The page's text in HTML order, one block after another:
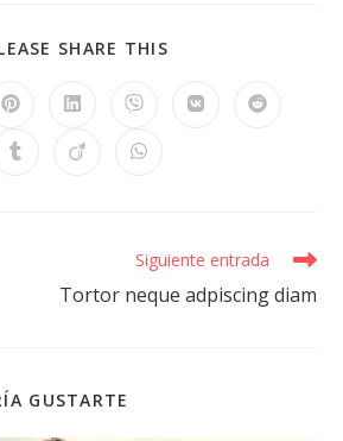
SHARE THIS
Siguiente entrada
Tortor neque adpiscing diam
GUSTARTE